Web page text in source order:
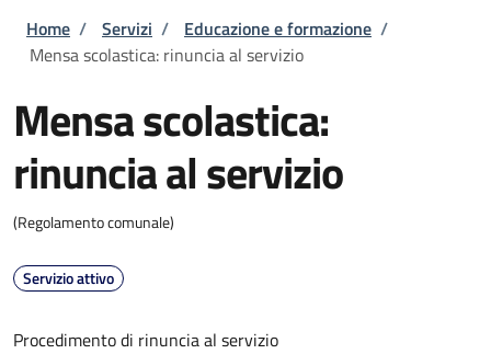
Briciole di pane
Home / Servizi / Educazione e formazione /
Mensa scolastica: rinuncia al servizio
Mensa scolastica:
rinuncia al servizio
(Regolamento comunale)
Servizio attivo
Procedimento di rinuncia al servizio